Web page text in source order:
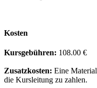
Kosten
Kursgebühren: 108.00 €
Zusatzkosten: Eine
die Kursleitung zu zahlen.